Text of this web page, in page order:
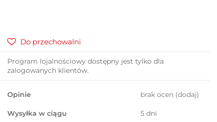
Do przechowalni
Program lojalnościowy dostępny jest tylko dla
zalogowanych klientów.
Opinie brak ocen (dodaj)
Wysyłka w ciągu 5 dni